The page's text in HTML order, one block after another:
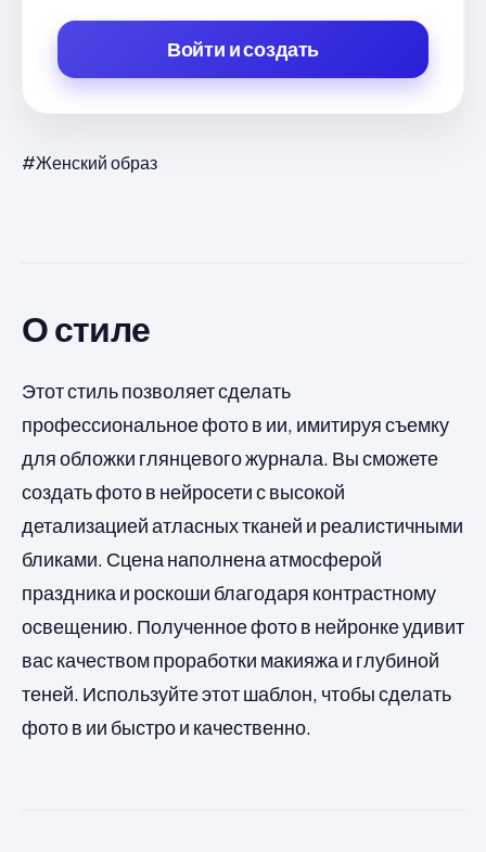
Войти и создать
#Женский образ
О стиле
Этот стиль позволяет сделать
профессиональное фото в ии, имитируя съемку
для обложки глянцевого журнала. Вы сможете
создать фото в нейросети с высокой
детализацией атласных тканей и реалистичными
бликами. Сцена наполнена атмосферой
праздника и роскоши благодаря контрастному
освещению. Полученное фото в нейронке удивит
вас качеством проработки макияжа и глубиной
теней. Используйте этот шаблон, чтобы сделать
фото в ии быстро и качественно.